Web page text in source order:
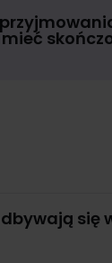
się